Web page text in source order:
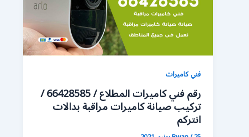
فني كاميرات
رقم فني كاميرات المطلاع / 66428585 /
تركيب صيانة كاميرات مراقبة بدالات
انتركم